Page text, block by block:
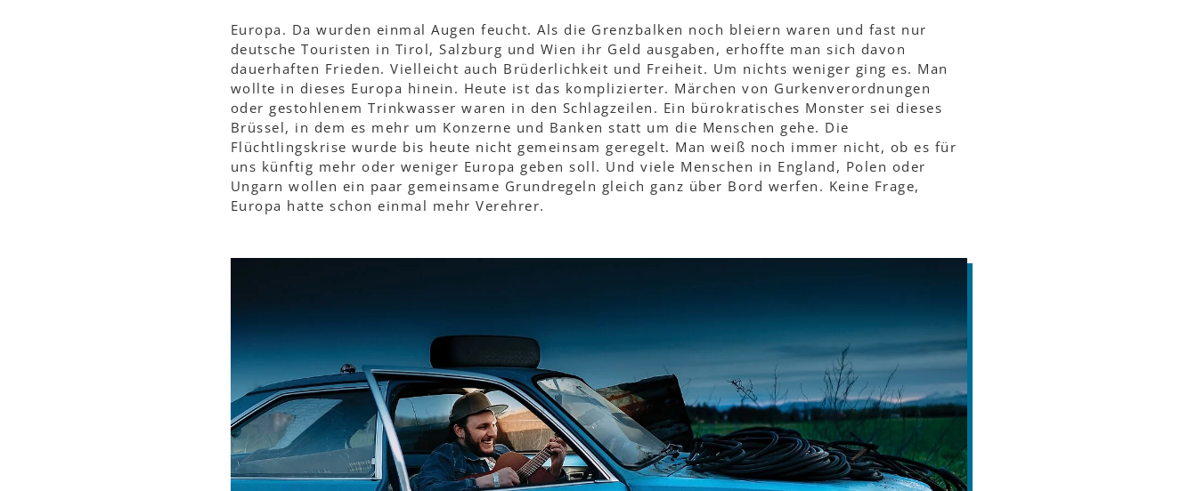
Europa. Da wurden einmal Augen feucht. Als die Grenzbalken noch bleiern waren und fast nur
deutsche Touristen in Tirol, Salzburg und Wien ihr Geld ausgaben, erhoffte man sich davon
dauerhaften Frieden. Vielleicht auch Brüderlichkeit und Freiheit. Um nichts weniger ging es. Man
wollte in dieses Europa hinein. Heute ist das komplizierter. Märchen von Gurkenverordnungen
oder gestohlenem Trinkwasser waren in den Schlagzeilen. Ein bürokratisches Monster sei dieses
Brüssel, in dem es mehr um Konzerne und Banken statt um die Menschen gehe. Die
Flüchtlingskrise wurde bis heute nicht gemeinsam geregelt. Man weiß noch immer nicht, ob es für
uns künftig mehr oder weniger Europa geben soll. Und viele Menschen in England, Polen oder
Ungarn wollen ein paar gemeinsame Grundregeln gleich ganz über Bord werfen. Keine Frage,
Europa hatte schon einmal mehr Verehrer.